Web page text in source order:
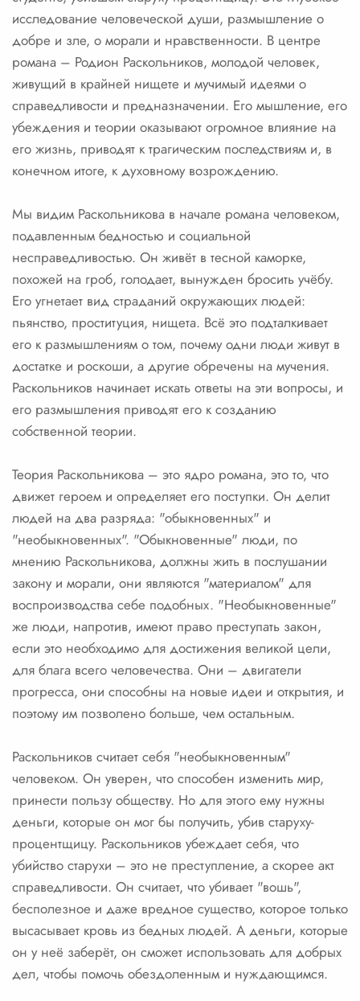
исследование человеческой души, размышление о
добре и зле, о морали и нравственности. В центре
романа – Родион Раскольников, молодой человек,
живущий в крайней нищете и мучимый идеями о
справедливости и предназначении. Его мышление, его
убеждения и теории оказывают огромное влияние на
его жизнь, приводят к трагическим последствиям и, в
конечном итоге, к духовному возрождению.
Мы видим Раскольникова в начале романа человеком,
подавленным бедностью и социальной
несправедливостью. Он живёт в тесной каморке,
похожей на гроб, голодает, вынужден бросить учёбу.
Его угнетает вид страданий окружающих людей:
пьянство, проституция, нищета. Всё это подталкивает
его к размышлениям о том, почему одни люди живут в
достатке и роскоши, а другие обречены на мучения.
Раскольников начинает искать ответы на эти вопросы, и
его размышления приводят его к созданию
собственной теории.
Теория Раскольникова – это ядро романа, это то, что
движет героем и определяет его поступки. Он делит
людей на два разряда: "обыкновенных" и
"необыкновенных". "Обыкновенные" люди, по
мнению Раскольникова, должны жить в послушании
закону и морали, они являются "материалом" для
воспроизводства себе подобных. "Необыкновенные"
же люди, напротив, имеют право преступать закон,
если это необходимо для достижения великой цели,
для блага всего человечества. Они – двигатели
прогресса, они способны на новые идеи и открытия, и
поэтому им позволено больше, чем остальным.
Раскольников считает себя "необыкновенным"
человеком. Он уверен, что способен изменить мир,
принести пользу обществу. Но для этого ему нужны
деньги, которые он мог бы получить, убив старуху-
процентщицу. Раскольников убеждает себя, что
убийство старухи – это не преступление, а скорее акт
справедливости. Он считает, что убивает "вошь",
бесполезное и даже вредное существо, которое только
высасывает кровь из бедных людей. А деньги, которые
он у неё заберёт, он сможет использовать для добрых
дел, чтобы помочь обездоленным и нуждающимся.